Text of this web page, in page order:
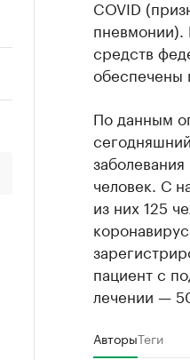
COVID
пневмонии).
средств
обеспечены
По данным
человек. С
из них 125
пациент с
лечении —
АвторыТеги